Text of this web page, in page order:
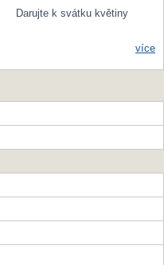
Darujte k svátku květiny
více